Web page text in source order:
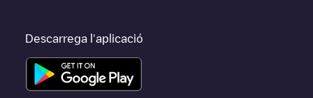
Descarrega l'aplicació